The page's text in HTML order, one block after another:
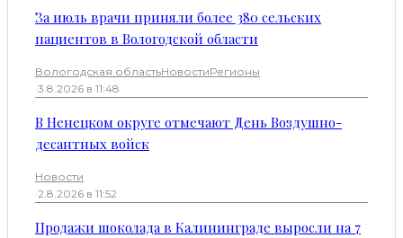
За июль врачи приняли более 380 сельских
пациентов в Вологодской области
Вологодская областьНовостиРегионы
·3.8.2026 в 11:48
В Ненецком округе отмечают День Воздушно-
десантных войск
Новости
·2.8.2026 в 11:52
Продажи шоколада в Калининграде выросли на 7